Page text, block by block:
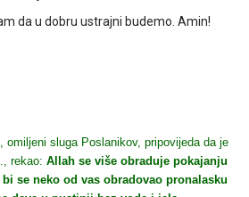
da u dobru ustrajni budemo. Amin!
omiljeni sluga Poslanikov, pripovijeda da je
rekao: Allah se više obraduje pokajanju
se neko od vas obradovao pronalasku